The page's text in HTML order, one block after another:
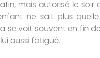
mais autorisé le
ne sait plus
se voit souvent en fin
aussi fatigué.